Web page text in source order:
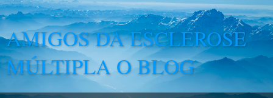
AMIGOS DA ESCLEROSE
MÚLTIPLA O BLOG